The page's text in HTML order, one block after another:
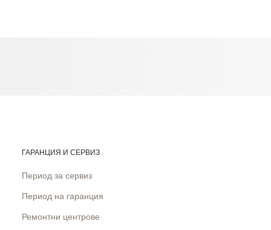
ГАРАНЦИЯ И СЕРВИЗ
Период за сервиз
Период на гаранция
Ремонтни центрове